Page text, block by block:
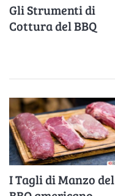
Gli Strumenti di
Cottura del BBQ
I Tagli di Manzo del